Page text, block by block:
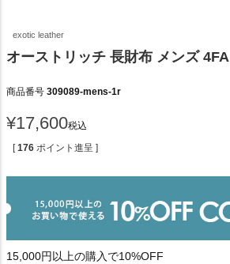
exotic leather
オーストリッチ 長財布 メンズ 4FA
商品番号 309089-mens-1r
¥17,600税込
[ 176 ポイント進呈 ]
15,000円以上の購入で10%OFF